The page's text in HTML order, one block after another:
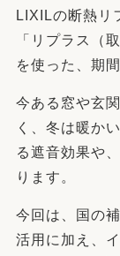
LIXILの断熱リ
「リプラス（
を使った、期
今ある窓や玄
く、冬は暖か
る遮音効果や
ります。
今回は、国の
活用に加え、